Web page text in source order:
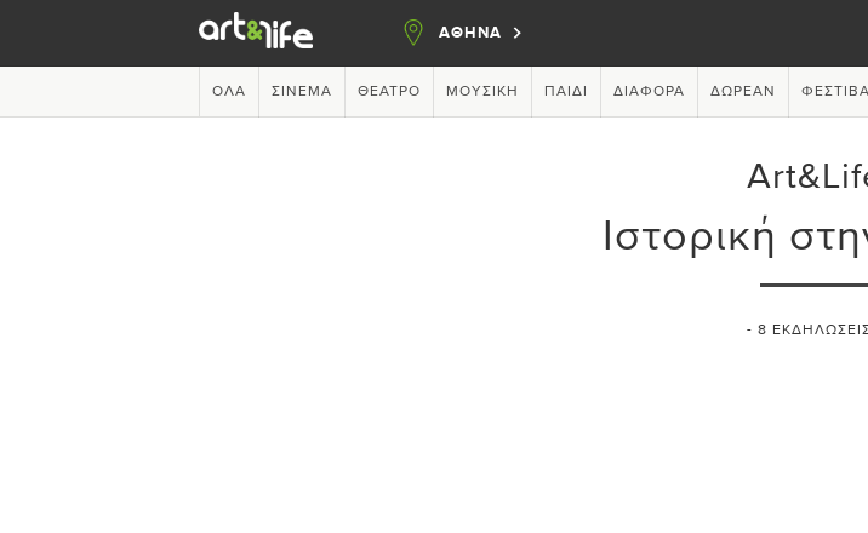
ΑΘΗΝΑ
ΌΛΑ ΣΙΝΕΜΆ ΘΈΑΤΡΟ ΜΟΥΣΙΚΉ ΠΑΙΔΊ ΔΙΆΦΟΡΑ ΔΩΡΕΆΝ
Ιστορική
- 8